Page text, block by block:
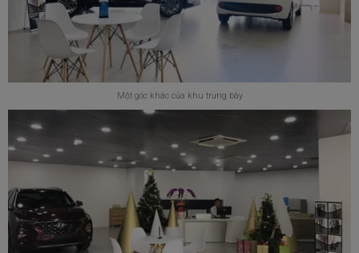
Một góc khác của khu trưng bày